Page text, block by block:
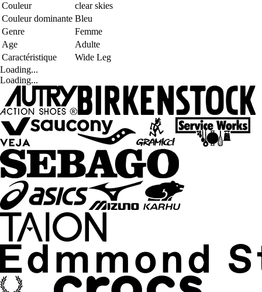
Couleur
clear skies
Couleur dominante Bleu
Genre
Femme
Age
Adulte
Caractéristique
Wide Leg
Loading...
Loading...